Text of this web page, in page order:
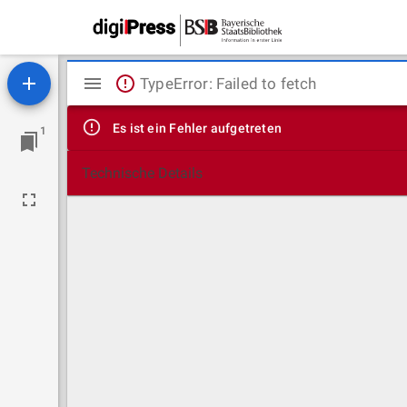
1
Mirador
Viewer
TypeError: Failed to fetch
Es ist ein Fehler aufgetreten
Technische Details